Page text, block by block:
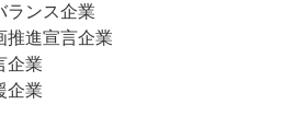
ランス企業
推進宣言企業
企業
企業